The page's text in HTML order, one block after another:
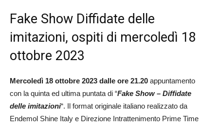
Fake Show Diffidate delle
imitazioni, ospiti di mercoledì 18
ottobre 2023
Mercoledì 18 ottobre 2023 dalle ore 21.20 appuntamento
con la quinta ed ultima puntata di “Fake Show – Diffidate
delle imitazioni“. Il format originale italiano realizzato da
Endemol Shine Italy e Direzione Intrattenimento Prime Time